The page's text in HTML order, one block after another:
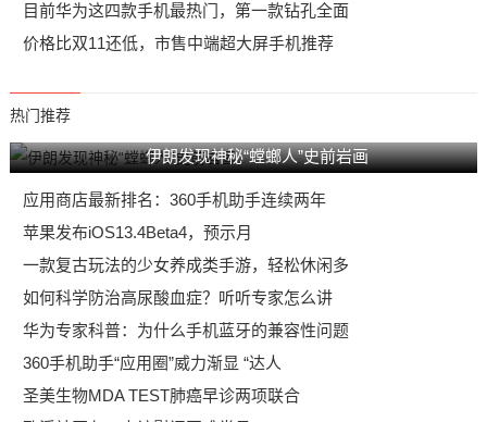
目前华为这四款手机最热门，第一款钻孔全面
价格比双11还低，市售中端超大屏手机推荐
热门推荐
伊朗发现神秘“螳螂人”史前岩画
应用商店最新排名：360手机助手连续两年
苹果发布iOS13.4Beta4，预示月
一款复古玩法的少女养成类手游，轻松休闲多
如何科学防治高尿酸血症？听听专家怎么讲
华为专家科普：为什么手机蓝牙的兼容性问题
360手机助手“应用圈”威力渐显 “达人
圣美生物MDA TEST肺癌早诊两项联合